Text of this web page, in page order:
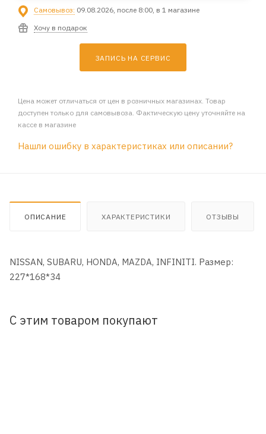
Самовывоз: 09.08.2026, после 8:00, в 1 магазине
Хочу в подарок
ЗАПИСЬ НА СЕРВИС
Цена может отличаться от цен в розничных магазинах. Товар
доступен только для самовывоза. Фактическую цену уточняйте на
кассе в магазине
Нашли ошибку в характеристиках или описании?
ОПИСАНИЕ ХАРАКТЕРИСТИКИ ОТЗЫВЫ
NISSAN, SUBARU, HONDA, MAZDA, INFINITI. Размер:
227*168*34
С этим товаром покупают